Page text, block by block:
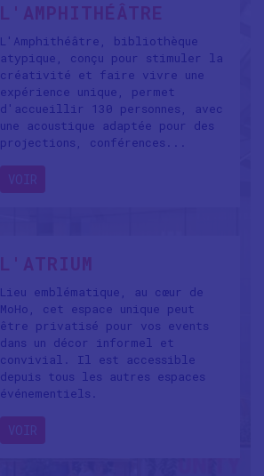
L'AMPHITHÉÂTRE
L'Amphithéâtre, bibliothèque
atypique, conçu pour stimuler la
créativité et faire vivre une
expérience unique, permet
d'accueillir 130 personnes, avec
une acoustique adaptée pour des
projections, conférences...
VOIR
L'ATRIUM
Lieu emblématique, au cœur de
MoHo, cet espace unique peut
être privatisé pour vos events
dans un décor informel et
convivial. Il est accessible
depuis tous les autres espaces
événementiels.
VOIR